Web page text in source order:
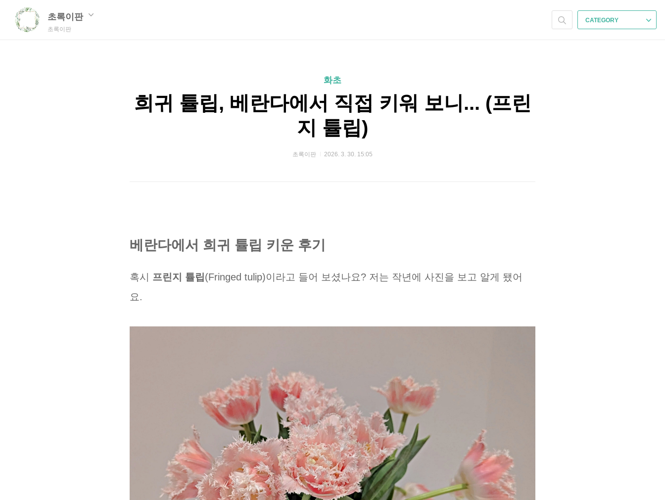
초록이판
초록이판
CATEGORY
화초
희귀 튤립, 베란다에서 직접 키워 보니... (프린
지 튤립)
초록이판 2026. 3. 30. 15:05
베란다에서 희귀 튤립 키운 후기
혹시 프린지 튤립 (Fringed tulip)이라고 들어 보셨나요? 저는 작년에 사진을 보고 알게 됐어
요.